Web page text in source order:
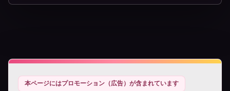
本ページにはプロモーション（広告）が含まれています